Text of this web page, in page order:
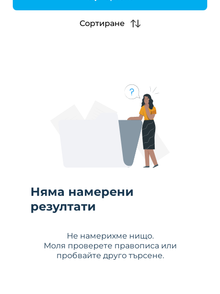
h
Сортиране
Няма намерени
резултати
Не намерихме нищо.
Моля проверете правописа или
пробвайте друго търсене.